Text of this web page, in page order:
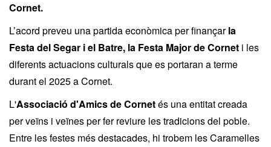
Cornet.
L’acord preveu una partida econòmica per finançarla
Festa del Segar i el Batre, la Festa Major de Cornet i les
diferents actuacions culturals que es portaran a terme
durant el 2025 a Cornet.
L'Associació d'Amics de Cornetés una entitat creada
per veïns i veïnes per fer reviure les tradicions del poble.
Entre les festes més destacades, hi trobem les Caramelles